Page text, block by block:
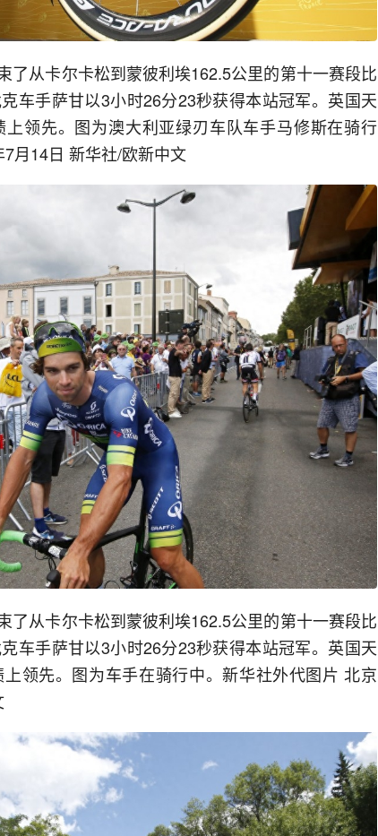
了从卡尔卡松到蒙彼利埃162.5公里的第十一赛段比
车手萨甘以3小时26分23秒获得本站冠军。英国天
领先。图为澳大利亚绿刃车队车手马修斯在骑行
月14日 新华社/欧新中文
了从卡尔卡松到蒙彼利埃162.5公里的第十一赛段比
车手萨甘以3小时26分23秒获得本站冠军。英国天
领先。图为车手在骑行中。新华社外代图片 北京